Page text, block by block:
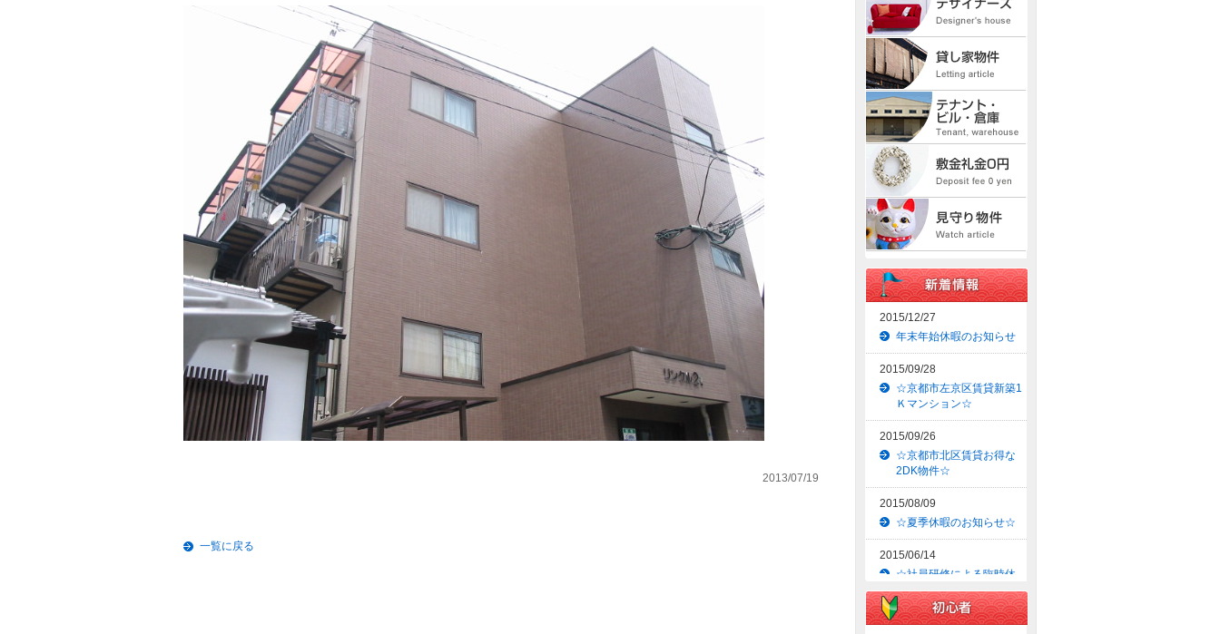
2013/07/19
一覧に戻る
2015/12/27
年末年始休暇のお知らせ
2015/09/28
☆京都市左京区賃貸新築1
Ｋマンション☆
2015/09/26
☆京都市北区賃貸お得な
2DK物件☆
2015/08/09
☆夏季休暇のお知らせ☆
2015/06/14
☆社員研修による臨時休
業のお知らせ☆
2015/06/09